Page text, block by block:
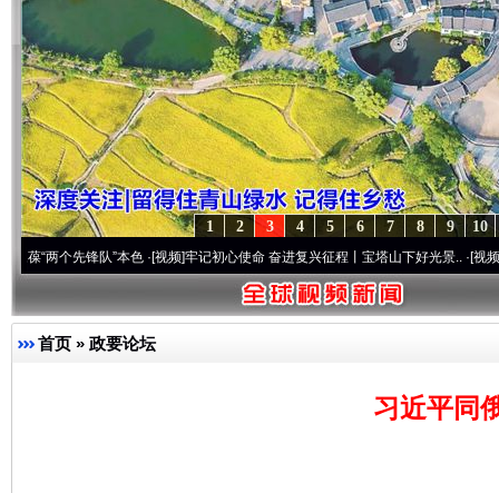
10
9
8
7
6
5
4
3
2
1
先锋队”本色·[视频]牢记初心使命 奋进复兴征程丨宝塔山下好光景..·[视频]因党而生
首页 » 政要论坛
习近平同